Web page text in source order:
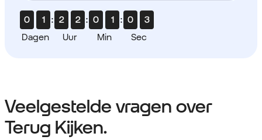
0
1
Dagen
: 2
2
Uur
: 0
1
Min
: 0
Sec
Veelgestelde vragen over
Terug Kijken.